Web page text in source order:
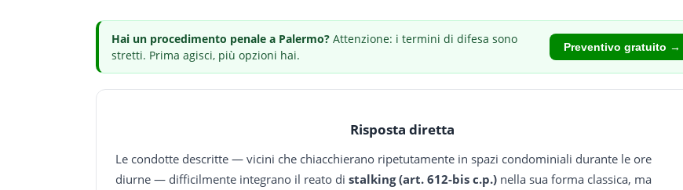
Hai un procedimento penale a Palermo? Attenzione: i termini di difesa sono
stretti. Prima agisci, più opzioni hai.
Preventivo gratuito →
Risposta diretta
Le condotte descritte — vicini che chiacchierano ripetutamente in spazi condominiali durante le ore
diurne — difficilmente integrano il reato di stalking (art. 612-bis c.p.) nella sua forma classica, ma